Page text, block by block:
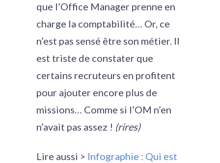
que l’Office Manager prenne en
charge la comptabilité… Or, ce
n’est pas sensé être son métier. Il
est triste de constater que
certains recruteurs en profitent
pour ajouter encore plus de
missions… Comme si l’OM n’en
n’avait pas assez ! (rires)
Lire aussi > Infographie : Qui est